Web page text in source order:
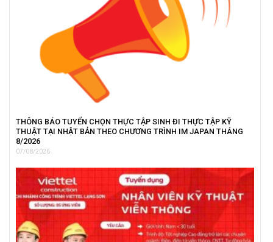
THÔNG BÁO TUYỂN CHỌN THỰC TẬP SINH ĐI THỰC TẬP KỸ
THUẬT TẠI NHẬT BẢN THEO CHƯƠNG TRÌNH IM JAPAN THÁNG
8/2026
07/08/2026